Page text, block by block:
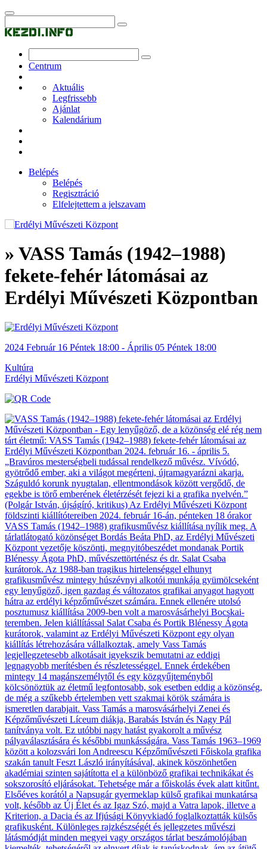
Centrum
Aktuális
Legfrissebb
Ajánlat
Kalendárium
Belépés
Belépés
Regisztráció
Elfelejtettem a jelszavam
» VASS Tamás (1942–1988)
fekete-fehér látomásai az
Erdélyi Művészeti Központban
2024 Február 16 Péntek 18:00 - Április 05 Péntek 18:00
Kultúra
Erdélyi Művészeti Központ